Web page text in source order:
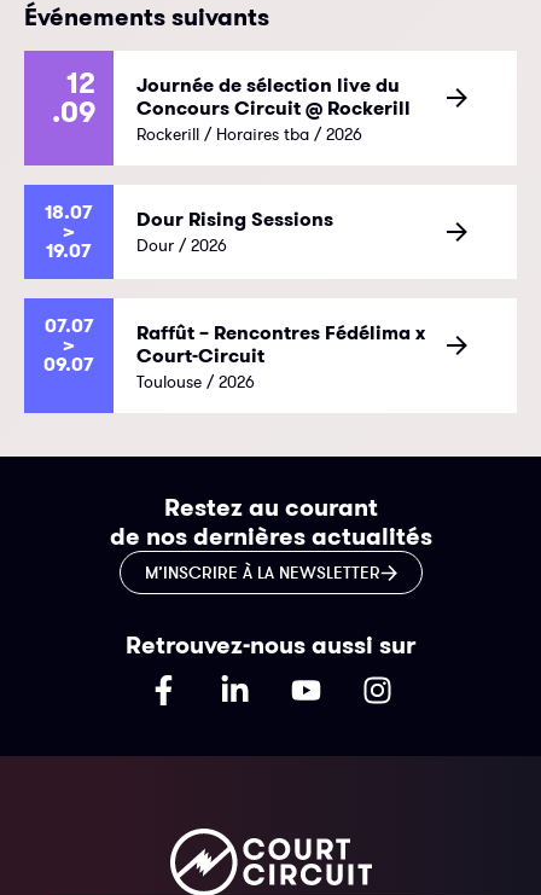
Événements suivants
12
.09
Journée de sélection live du
Concours Circuit @ Rockerill
Rockerill / Horaires tba / 2026
18.07
>
19.07
Dour Rising Sessions
Dour / 2026
07.07
>
09.07
Raffût – Rencontres Fédélima x
Court-Circuit
Toulouse / 2026
Restez au courant
de nos dernières actualités
M’INSCRIRE À LA NEWSLETTER
Retrouvez-nous aussi sur